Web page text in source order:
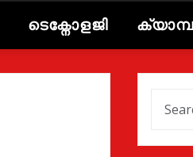
ടെക്നോളജി